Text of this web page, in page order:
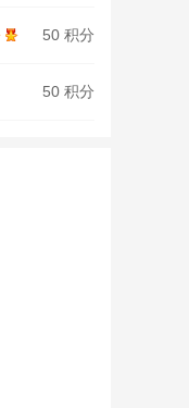
50 积分
50 积分